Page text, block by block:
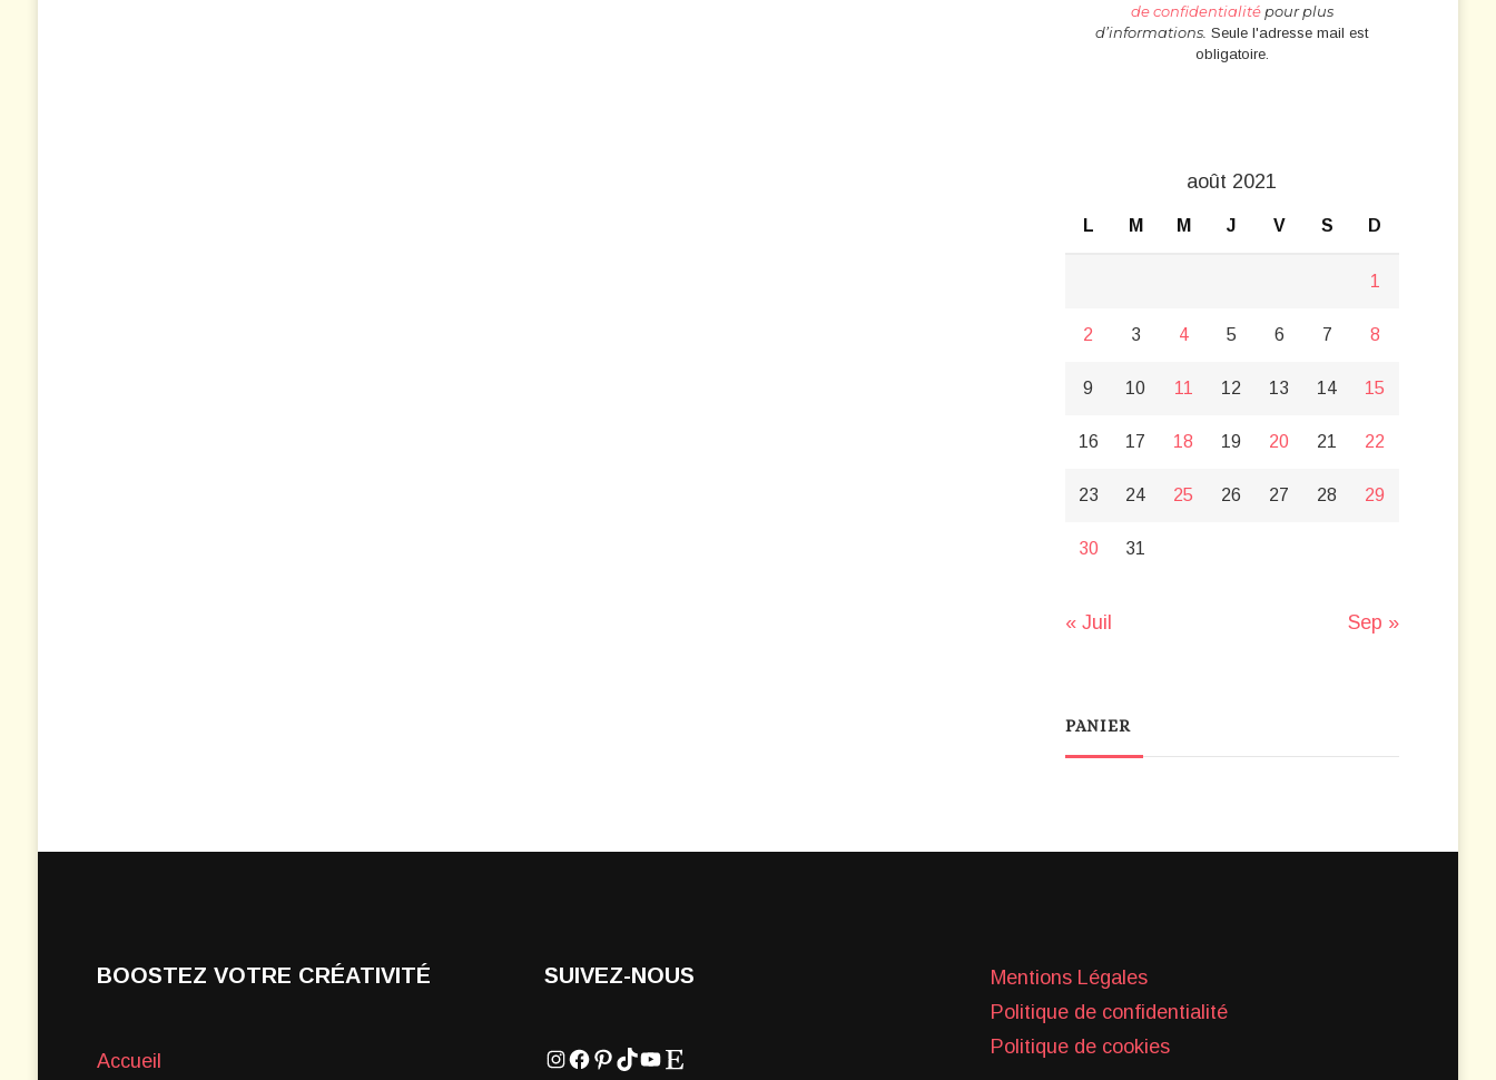
de confidentialitépour plus
d’informations. Seule l'adresse mail est
obligatoire.
août 2021
L M M J V S D
1
2 3 4 5 6 7 8
9 10 11 12 13 14 15
16 17 18 19 20 21 22
23 24 25 26 27 28 29
30 31
« Juil Sep »
PANIER
BOOSTEZ VOTRE CRÉATIVITÉ
Accueil
SUIVEZ-NOUS
Instagram
Facebook
Pinterest
TikTokYouTube
Mentions Légales
Politique de confidentialité
Politique de cookies